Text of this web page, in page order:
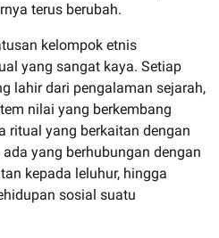
terus berubah.
kelompok etnis
yang sangat kaya. Setiap
lahir dari pengalaman sejarah,
nilai yang berkembang
ritual yang berkaitan dengan
yang berhubungan dengan
kepada leluhur, hingga
sosial suatu